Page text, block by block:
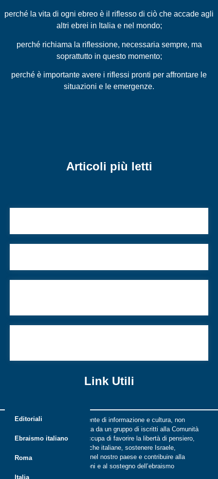
perché la vita di ogni ebreo è il riflesso di ciò che accade agli
altri ebrei in Italia e nel mondo;
perché richiama la riflessione, necessaria sempre, ma
soprattutto in questo momento;
perché è importante avere i riflessi pronti per affrontare le
situazioni e le emergenze.
Articoli più letti
Link Utili
Editoriali
Ebraismo italiano
Roma
Italia
Riflessi è una rivista indipendente di informazione e cultura, non
periodica, digitale e on line nata da un gruppo di iscritti alla Comunità
ebraica di Roma. Riflessi si occupa di favorire la libertà di pensiero,
il dialogo tra le comunità ebraiche italiane, sostenere Israele,
promuovere la cultura ebraica nel nostro paese e contribuire alla
crescita delle nuove generazioni e al sostegno dell’ebraismo
italiano.